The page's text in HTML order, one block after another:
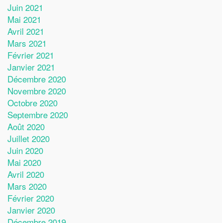
Juin 2021
Mai 2021
Avril 2021
Mars 2021
Février 2021
Janvier 2021
Décembre 2020
Novembre 2020
Octobre 2020
Septembre 2020
Août 2020
Juillet 2020
Juin 2020
Mai 2020
Avril 2020
Mars 2020
Février 2020
Janvier 2020